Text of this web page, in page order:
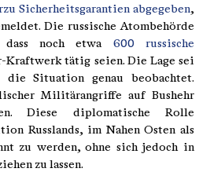
Sicherheitsgarantien abgegeben,
Die russische Atombehörde
noch etwa 600 russische
Kraftwerk tätig seien. Die Lage sei
die Situation genau beobachtet.
Militärangriffe auf Bushehr
Diese diplomatische Rolle
Russlands, im Nahen Osten als
zu werden, ohne sich jedoch in
zu lassen.